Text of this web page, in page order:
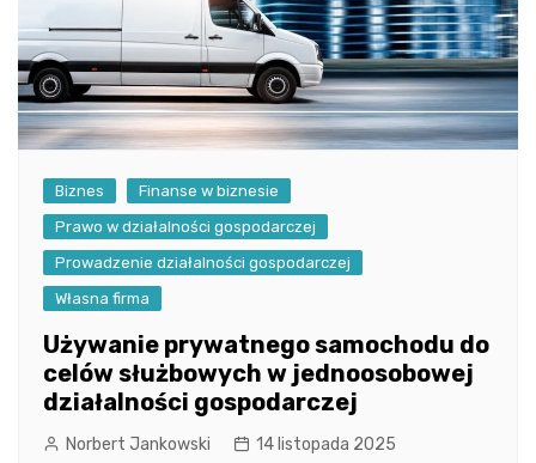
Biznes
Finanse w biznesie
Prawo w działalności gospodarczej
Prowadzenie działalności gospodarczej
Własna firma
Używanie prywatnego samochodu do
celów służbowych w jednoosobowej
działalności gospodarczej
Norbert Jankowski 14 listopada 2025